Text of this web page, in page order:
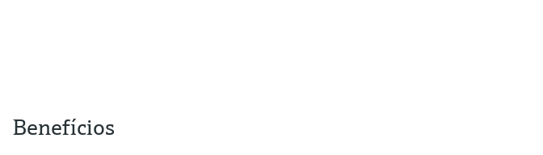
Benefícios